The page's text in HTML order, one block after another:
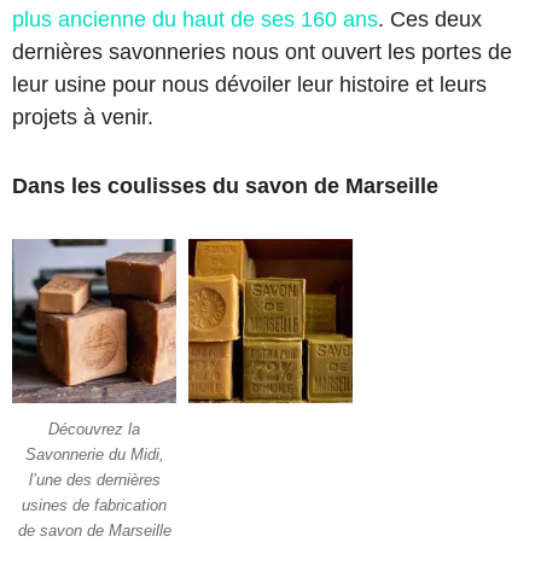
plus ancienne du haut de ses 160 ans. Ces deux
dernières savonneries nous ont ouvert les portes de
leur usine pour nous dévoiler leur histoire et leurs
projets à venir.
Dans les coulisses du savon de Marseille
Découvrez la
Savonnerie du Midi,
l’une des dernières
usines de fabrication
de savon de Marseille